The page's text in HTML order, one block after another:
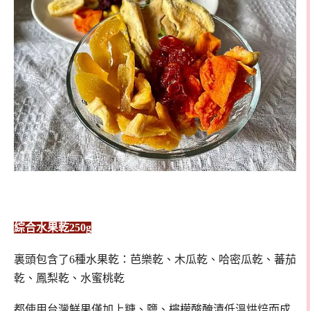
綜合水果乾250g
裏頭包含了6種水果乾：芭樂乾、木瓜乾、哈密瓜乾、蕃茄
乾、鳳梨乾、水蜜桃乾